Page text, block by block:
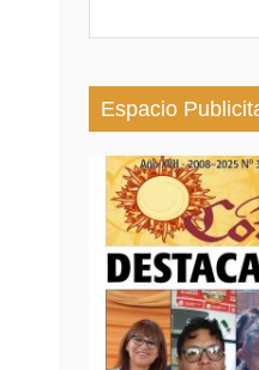
Espacio